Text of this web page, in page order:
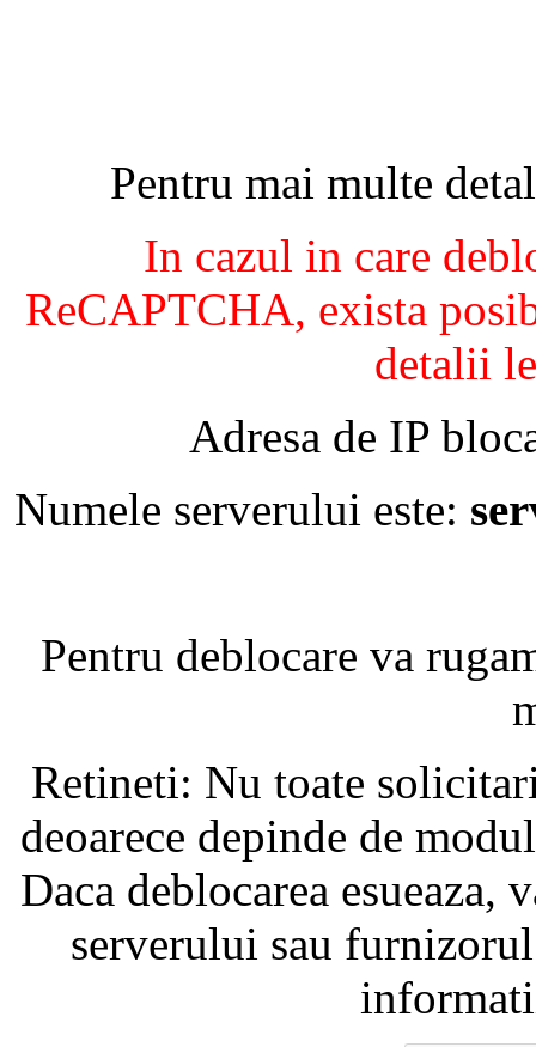
Pentru mai multe
In cazul in care
ReCAPTCHA, exista
detalii
Adresa de IP
Numele serverului este:
Pentru deblocare va
Retineti: Nu toate
deoarece depinde de
Daca deblocarea
serverului sau